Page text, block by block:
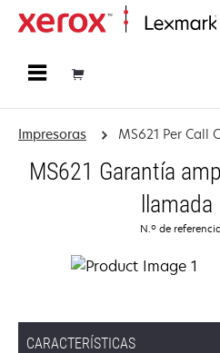
Impresoras MS621 Per Call
MS621 Garantía
N.º de
CARACTERÍSTICAS